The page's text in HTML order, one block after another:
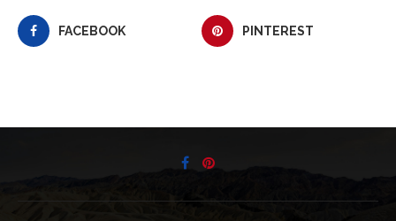
FACEBOOK PINTEREST